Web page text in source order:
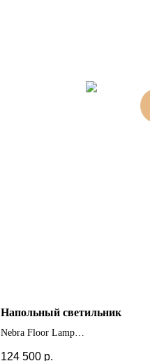
Напольный светильник
Nebra Floor Lamp
124 500 р.